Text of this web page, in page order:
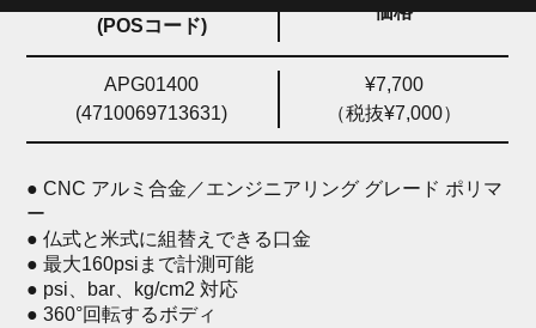
(POSコード)
価格
APG01400
(4710069713631)
¥7,700
（税抜¥7,000）
● CNC アルミ合金／エンジニアリング グレード ポリマ
ー
● 仏式と米式に組替えできる口金
● 最大160psiまで計測可能
● psi、bar、kg/cm2 対応
● 360°回転するボディ